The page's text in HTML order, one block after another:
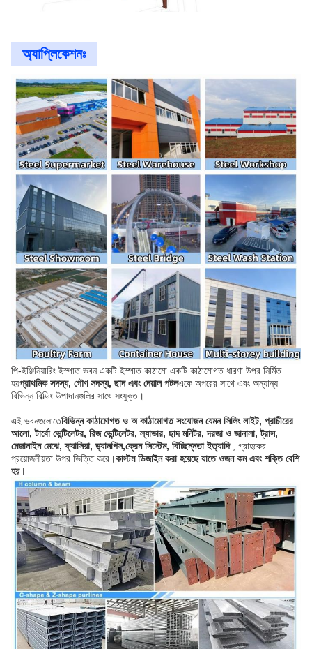
অ্যাপ্লিকেশনঃ
পি-ইঞ্জিনিয়ারিং ইস্পাত ভবন একটি ইস্পাত কাঠামো একটি কাঠামোগত ধারণা উপর নির্মিত
হয়প্রাথমিক সদস্য, গৌণ সদস্য, ছাদ এবং দেয়াল পটলএকে অপরের সাথে এবং অন্যান্য
বিভিন্ন বিল্ডিং উপাদানগুলির সাথে সংযুক্ত।
এই ভবনগুলোতেবিভিন্ন কাঠামোগত ও অ কাঠামোগত সংযোজন যেমন সিলিং লাইট, প্রাচীরের
আলো, টার্বো ভেন্টিলেটর, রিজ ভেন্টিলেটর, ল্যাভার, ছাদ মনিটর, দরজা ও জানালা, ট্রাস,
মেজানাইন মেঝে, ফ্যাসিয়া, ড্যানপিস,ক্রেন সিস্টেম, বিচ্ছিন্নতা ইত্যাদি., গ্রাহকের
প্রয়োজনীয়তা উপর ভিত্তি করে।কাস্টম ডিজাইন করা হয়েছে যাতে ওজন কম এবং শক্তি বেশি
হয়।